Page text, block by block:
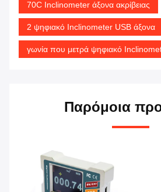
70C Inclinometer άξονα ακρίβειας
2 ψηφιακό Inclinometer USB άξονα
γωνία που μετρά ψηφιακό
Παρόμοια